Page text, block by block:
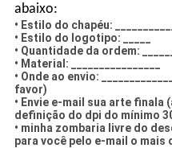
abaixo:
• Estilo do chapéu: ___________
• Estilo do logotipo: _____
• Quantidade da ordem:
• Material: ________________
• Onde ao envio:
favor)
• Envie e-mail sua arte finala
definição do dpi do mínimo
• minha zombaria livre do
para você pelo e-mail o mais